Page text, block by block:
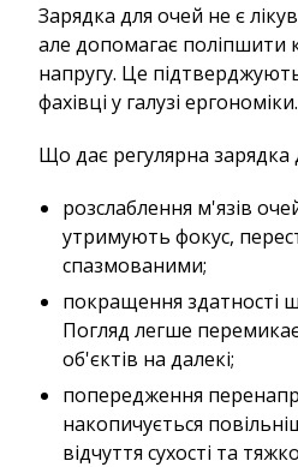
Зарядка для очей не є
але допомагає поліпшити
напругу. Це
фахівці у галузі ергономіки.
Що дає регулярна зарядка
розслаблення м'язів
утримують фокус,
спазмованими;
покращення здатності
Погляд легше
об'єктів на далекі;
попередження
накопичується
відчуття сухості та